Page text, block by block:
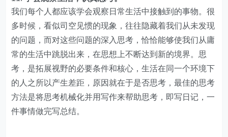
我们每个人都应该学会观察日常生活中接触到的事物。很
多时候，看似司空见惯的现象，往往隐藏着我们从未发现
的问题，而对这些问题的深入思考，恰恰能够使我们从庸
常的生活中跳脱出来，在思想上不断达到新的境界。思
考，是拓展视野的必要条件和核心，生活在同一个环境下
的人之所以产生差距，原因就在于是否思考，最佳的思考
方法是将思考机械化并用写作来帮助思考，即写日记，一
件事情做完写总结。